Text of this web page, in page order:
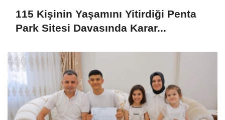
115 Kişinin Yaşamını Yitirdiği Penta
Park Sitesi Davasında Karar...